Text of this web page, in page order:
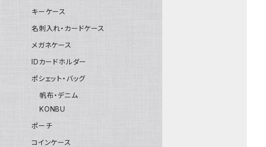
キーケース
名刺入れ・カードケース
メガネケース
IDカードホルダー
ポシェット・バッグ
帆布・デニム
KONBU
ポーチ
コインケース